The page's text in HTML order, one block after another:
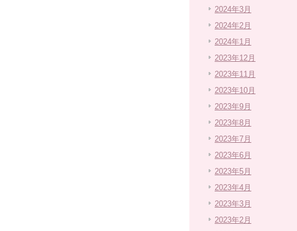
2024年3月
2024年2月
2024年1月
2023年12月
2023年11月
2023年10月
2023年9月
2023年8月
2023年7月
2023年6月
2023年5月
2023年4月
2023年3月
2023年2月